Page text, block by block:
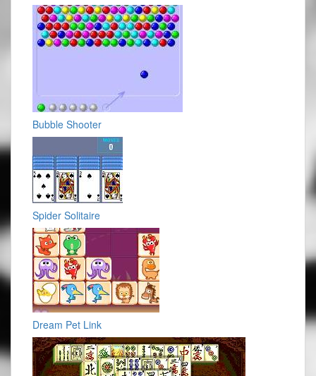
Bubble Shooter
Spider Solitaire
Dream Pet Link